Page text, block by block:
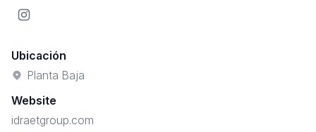
Ubicación
Planta Baja
Website
idraetgroup.com